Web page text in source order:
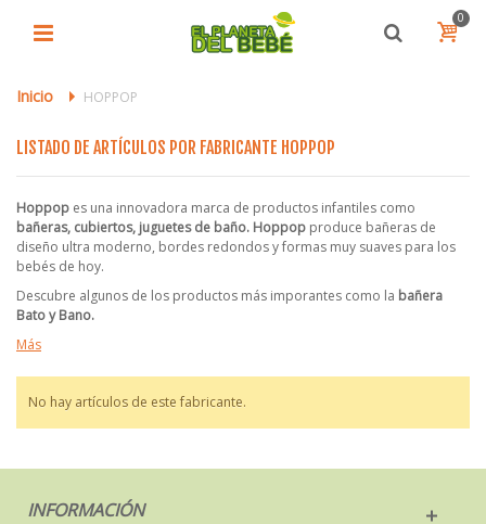
0
Inicio > HOPPOP
LISTADO DE ARTÍCULOS POR FABRICANTE HOPPOP
Hoppop es una innovadora marca de productos infantiles como
bañeras, cubiertos, juguetes de baño. Hoppop produce bañeras de
diseño ultra moderno, bordes redondos y formas muy suaves para los
bebés de hoy.
Descubre algunos de los productos más imporantes como la bañera
Bato y Bano.
Más
No hay artículos de este fabricante.
INFORMACIÓN